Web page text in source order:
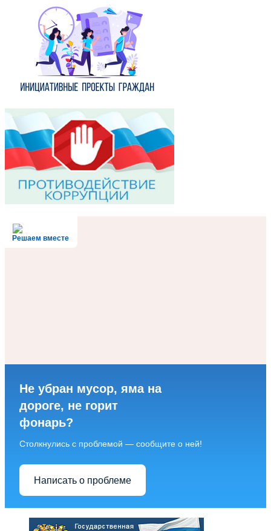
Решаем вместе
Не убран мусор, яма на
дороге, не горит
фонарь?
Столкнулись с проблемой — сообщите о ней!
Написать о проблеме